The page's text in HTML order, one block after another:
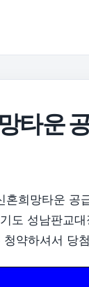
타운
희망타운 공
도 성남판교
약하셔서 당